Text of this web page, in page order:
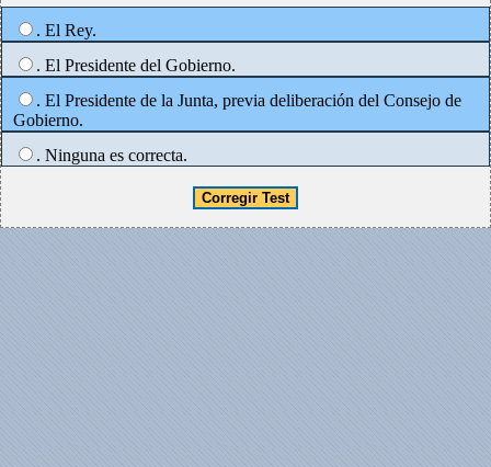
. El Rey.
. El Presidente del Gobierno.
. El Presidente de la Junta, previa deliberación del Consejo de
Gobierno.
. Ninguna es correcta.